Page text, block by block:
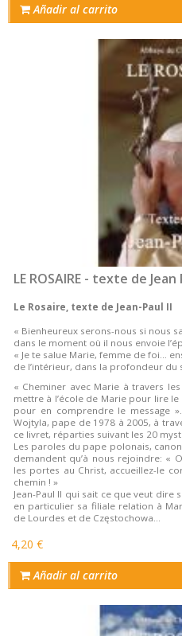
Añadir al carrito
LE ROSAIRE - texte de Jean
Le Rosaire, texte de Jean-Paul II
« Bienheureux serons-nous si nous
dans le moment où il nous envoie
« Je te salue Marie, femme de foi…
de l’intérieur, dans la profondeur du
« Cheminer avec Marie à travers
mettre à l’école de Marie pour lire
pour en comprendre le message
Wojtyla, pape de 1978 à 2005, à
ce livret, réparties suivant les 20
Les paroles du pape polonais,
demandent qu’à nous rejoindre: «
les portes au Christ, accueillez-le
chemin ! »
Jean-Paul II qui sait ce que veut dire
en particulier sa filiale relation à
de Lourdes et de Częstochowa…
4,20 €
Añadir al carrito